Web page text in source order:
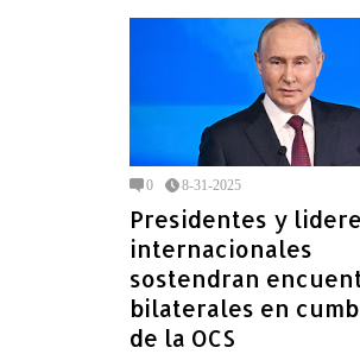
0 8-31-2025
Presidentes y
internacionales
sostendran
bilaterales en
de la OCS